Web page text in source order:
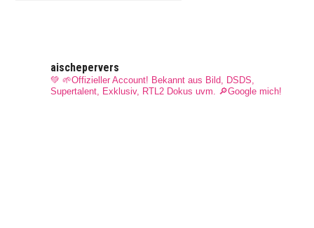
aischepervers
💚 🌱Offizieller Account! Bekannt aus Bild, DSDS,
Supertalent, Exklusiv, RTL2 Dokus uvm.
🔎Google mich!